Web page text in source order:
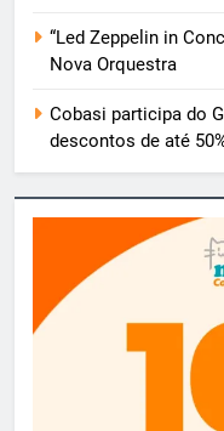
“Led Zeppelin in
Nova Orquestra
Cobasi participa do
descontos de até